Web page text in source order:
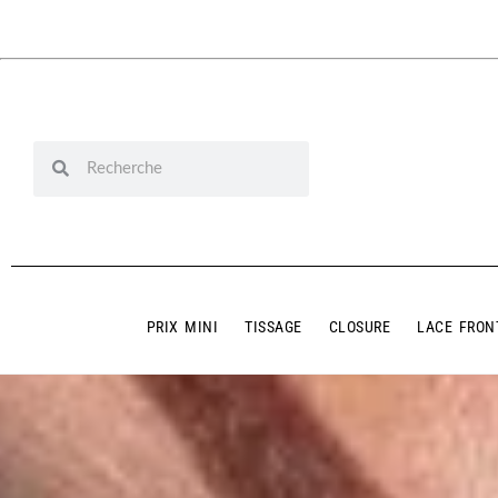
PRIX MINI TISSAGE CLOSURE LACE